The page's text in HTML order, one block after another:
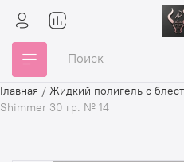
Главная / Жидкий полигель с
Shimmer 30 гр. № 14